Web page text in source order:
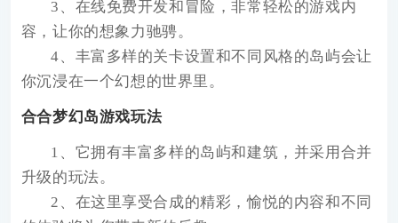
3、在线免费开发和冒险，非常轻松的游戏内
容，让你的想象力驰骋。
4、丰富多样的关卡设置和不同风格的岛屿会让
你沉浸在一个幻想的世界里。
合合梦幻岛游戏玩法
1、它拥有丰富多样的岛屿和建筑，并采用合并
升级的玩法。
2、在这里享受合成的精彩，愉悦的内容和不同